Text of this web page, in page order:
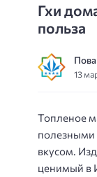
Гхи
польза
13
Топленое
полезными
вкусом.
ценимый в